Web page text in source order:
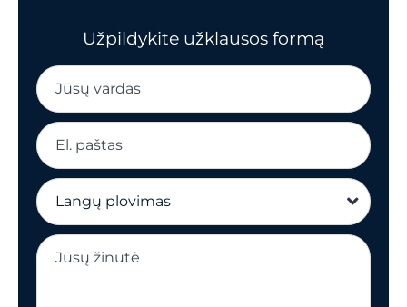
Užpildykite užklausos formą